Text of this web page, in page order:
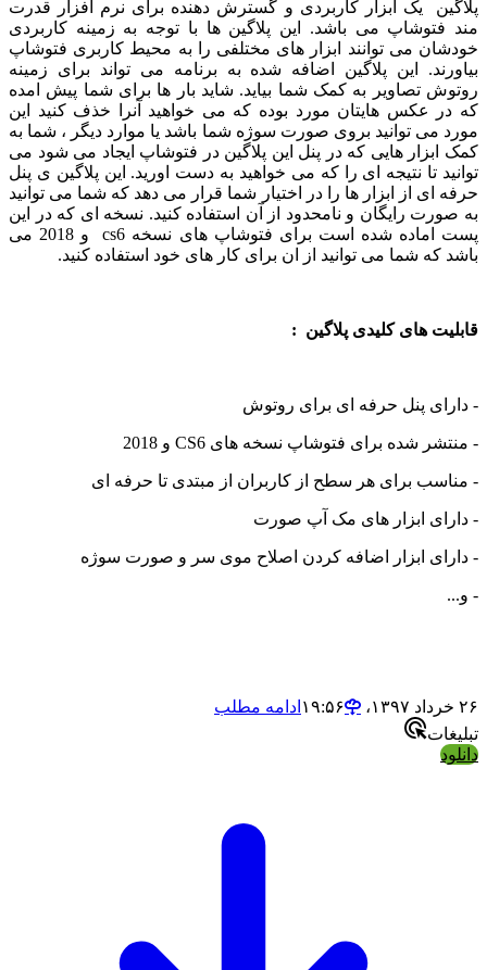
پلاگین یک ابزار کاربردی و گسترش دهنده برای نرم افزار قدرت
مند فتوشاپ می باشد. این پلاگین ها با توجه به زمینه کاربردی
خودشان می توانند ابزار های مختلفی را به محیط کاربری فتوشاپ
بیاورند. این پلاگین اضافه شده به برنامه می تواند برای زمینه
روتوش تصاویر به کمک شما بیاید. شاید بار ها برای شما پیش امده
که در عکس هایتان مورد بوده که می خواهید آنرا خذف کنید این
مورد می توانید بروی صورت سوژه شما باشد یا موارد دیگر ، شما به
کمک ابزار هایی که در پنل این پلاگین در فتوشاپ ایجاد می شود می
توانید تا نتیجه ای را که می خواهید به دست اورید. این پلاگین ی پنل
حرفه ای از ابزار ها را در اختیار شما قرار می دهد که شما می توانید
به صورت رایگان و نامحدود از آن استفاده کنید. نسخه ای که در این
پست اماده شده است برای فتوشاپ های نسخه cs6 و 2018 می
باشد که شما می توانید از ان برای کار های خود استفاده کنید.
قابلیت های کلیدی پلاگین :
- دارای پنل حرفه ای برای روتوش
- منتشر شده برای فتوشاپ نسخه های CS6 و 2018
- مناسب برای هر سطح از کاربران از مبتدی تا حرفه ای
- دارای ابزار های مک آپ صورت
- دارای ابزار اضافه کردن اصلاح موی سر و صورت سوژه
- و...
۲۶ خرداد ۱۳۹۷،‏ ۱۹:۵۶
ادامه مطلب
تبلیغات
دانلود